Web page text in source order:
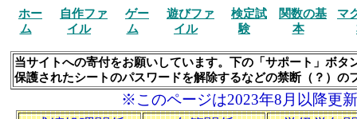
ホー
ム
自作ファ
イル
ゲー
ム
遊びファ
イル
検定試
験
関数の基
本
マ
当サイトへの寄付をお願いしています。下の「サポート」ボ
保護されたシートのパスワードを解除するなどの禁断（？）
※このページは2023年8月以降更